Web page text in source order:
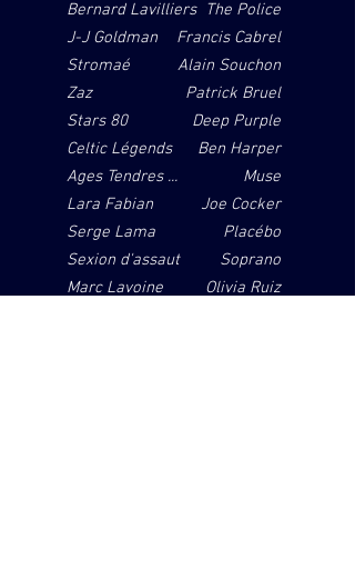
Bernard Lavilliers
J-J Goldman
Stromaé
Zaz
Stars 80
Celtic Légends
Ages Tendres ...
Lara Fabian
Serge Lama
Sexion d'assaut
Marc Lavoine
The Police
Francis Cabrel
Alain Souchon
Patrick Bruel
Deep Purple
Ben Harper
Muse
Joe Cocker
Placébo
Soprano
Olivia Ruiz